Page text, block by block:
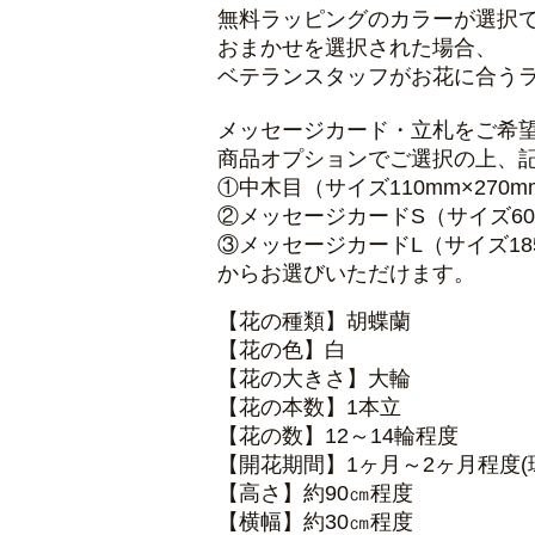
無料ラッピングのカラーが選択
おまかせを選択された場合、
ベテランスタッフがお花に合う
メッセージカード・立札をご希
商品オプションでご選択の上、
①中木目（サイズ
②メッセージカードS（サイズ
③メッセージカードL（サイズ
からお選びいただけます。
【花の種類】胡蝶蘭
【花の色】白
【花の大きさ】大輪
【花の本数】1本立
【花の数】12～14輪程度
【開花期間】1ヶ月～2ヶ月程
【高さ】約90㎝程度
【横幅】約30㎝程度